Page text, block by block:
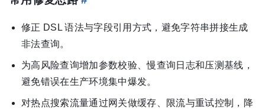
修正 DSL 语法与字段引用方式，避免字符串拼接生成
非法查询。
为高风险查询增加参数校验、慢查询日志和压测基线，
避免错误在生产环境集中爆发。
对热点搜索流量通过网关做缓存、限流与重试控制，降